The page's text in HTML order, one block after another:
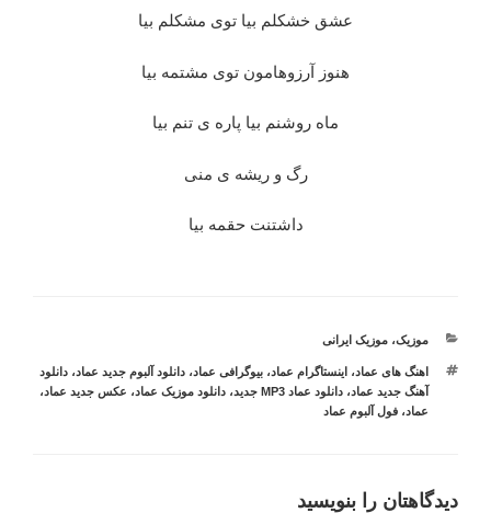
عشق خشکلم بیا توی مشکلم بیا
هنوز آرزوهامون توی مشتمه بیا
ماه روشنم بیا پاره ی تنم بیا
رگ و ریشه ی منی
داشتنت حقمه بیا
دسته‌ها
موزیک،موزیک ایرانی
برچسب‌ها
اهنگ های عماد، اینستاگرام عماد،بیوگرافی عماد،دانلود آلبوم جدید عماد،دانلود
آهنگ جدید عماد،دانلود عماد MP3 جدید ،دانلود موزیک عماد، عکس جدید عماد،
عماد،فول آلبوم عماد
دیدگاهتان را بنویسید